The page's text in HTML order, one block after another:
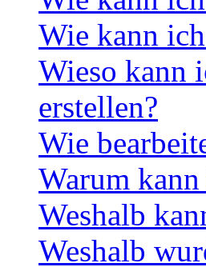
Wie kann
Wieso kann
erstellen?
Wie
Warum
Weshalb
Weshalb